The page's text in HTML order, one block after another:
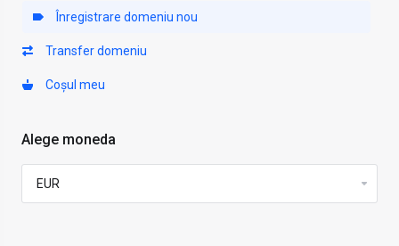
Înregistrare domeniu nou
Transfer domeniu
Coșul meu
Alege moneda